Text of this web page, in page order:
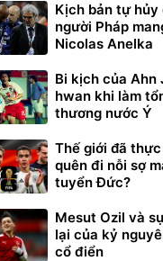
Kịch bản tự hủy
người Pháp
Nicolas Anelka
Bi kịch của Ahn
hwan khi làm
thương nước Ý
Thế giới đã
quên đi nỗi sợ
tuyển Đức?
Mesut Ozil và
lại của kỷ
cổ điển